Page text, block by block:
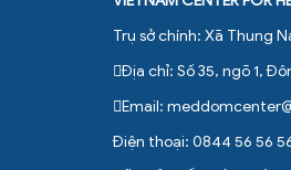
Trụ sở chính: Xã Thung
Địa chỉ: Số 35, ngõ 1,
Email:
Điện thoại: 0844 56 56